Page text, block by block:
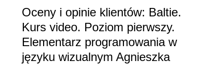
Oceny i opinie klientów: Baltie.
Kurs video. Poziom pierwszy.
Elementarz programowania w
języku wizualnym Agnieszka